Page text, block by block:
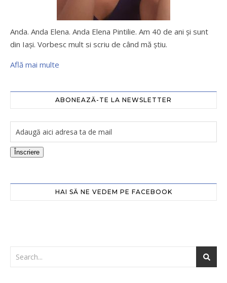
Anda. Anda Elena. Anda Elena Pintilie. Am 40 de ani şi sunt
din Iaşi. Vorbesc mult si scriu de când mă ştiu.
Află mai multe
ABONEAZĂ-TE LA NEWSLETTER
Înscriere
HAI SĂ NE VEDEM PE FACEBOOK